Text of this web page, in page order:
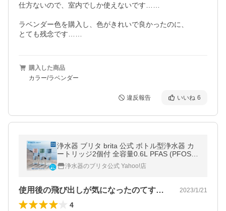
仕方ないので、室内でしか使えないです……
ラベンダー色を購入し、色がきれいで良かったのに、
とても残念です……
購入した商品
カラー/ラベンダー
違反報告 いいね 6
浄水器 ブリタ brita 公式 ボトル型浄水器 カ
ートリッジ2個付 全容量0.6L PFAS (PFOS/P
FOA) 除去
浄水器のブリタ公式 Yahoo!店
使用後の飛び出しが気になったのてすが…… 2023/1/21
4